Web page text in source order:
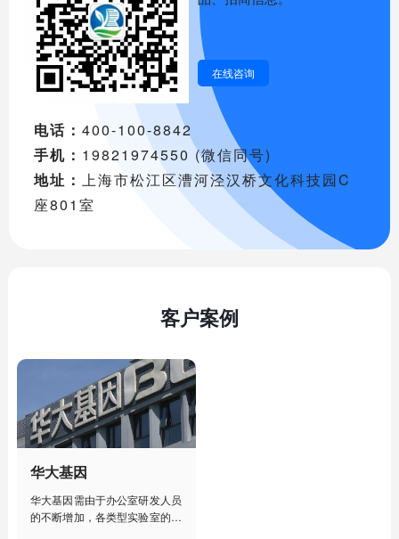
在线咨询
电话： 400-100-8842
手机： 19821974550 (微信同号)
地址： 上海市松江区漕河泾汉桥文化科技园C
座801室
客户案例
华大基因
华大基因需由于办公室研发人员
的不断增加，各类型实验室的建